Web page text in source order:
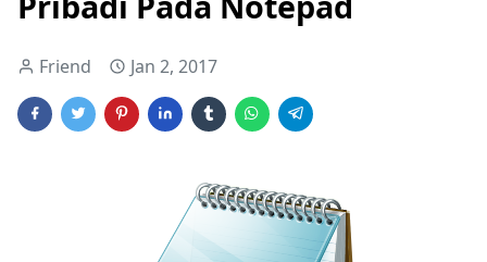
Friend Jan 2, 2017